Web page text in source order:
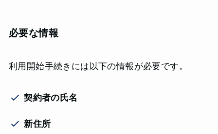
必要な情報
利用開始手続きには以下の情報が必要です。
契約者の氏名
新住所